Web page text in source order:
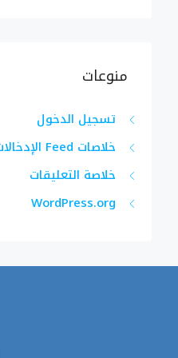
منوعات
تسجيل الدخول
خلاصات Feed الإدخالات
خلاصة التعليقات
WordPress.org